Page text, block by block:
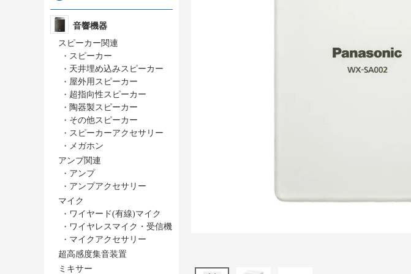
音響機器
スピーカー関連
・ スピーカー
・ 天井埋め込みスピーカー
・ 屋外用スピーカー
・ 超指向性スピーカー
・ 陶器製スピーカー
・ その他スピーカー
・ スピーカーアクセサリー
・ メガホン
アンプ関連
・ アンプ
・ アンプアクセサリー
マイク
・ ワイヤード(有線)マイク
・ ワイヤレスマイク・受信機
・ マイクアクセサリー
超高感度集音装置
ミキサー